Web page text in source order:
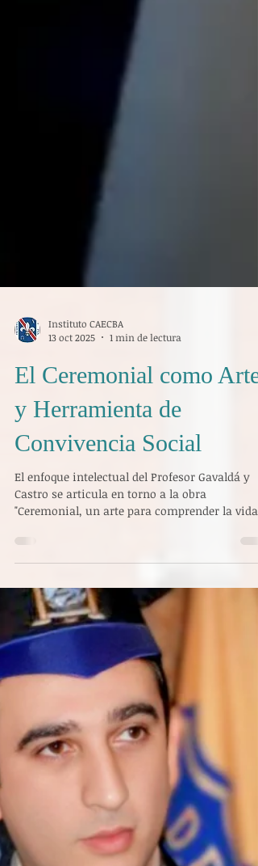
13 oct 2025
1 min de lectura
El Ceremonial como Arte
y Herramienta de
Convivencia Social
El enfoque intelectual del Profesor Gavaldá y
publicada por Paidós Planeta. El título mismo
normativa, elevándola a una dimensión
filosófica y existencial. En su visión, la
disciplina se presenta como un elemento
esencial para la convivencia ciudadana. El
protocolo, entendido como el conjunto de
normas para cumplir con un determinado